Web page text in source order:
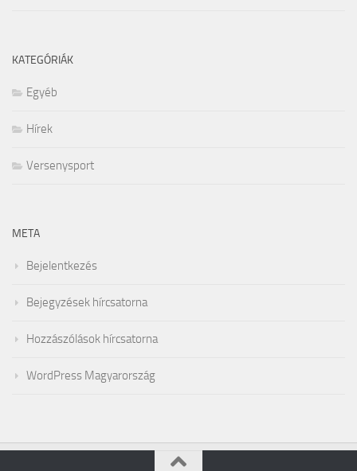
KATEGÓRIÁK
Egyéb
Hírek
Versenysport
META
Bejelentkezés
Bejegyzések hírcsatorna
Hozzászólások hírcsatorna
WordPress Magyarország